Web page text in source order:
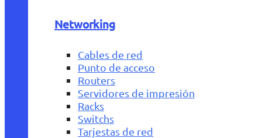
Networking
Cables de red
Punto de acceso
Routers
Servidores de impresión
Racks
Switchs
Tarjestas de red